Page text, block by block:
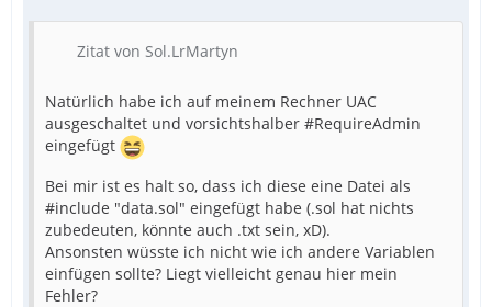
Zitat von Sol.LrMartyn
Natürlich habe ich auf meinem Rechner UAC
ausgeschaltet und vorsichtshalber #RequireAdmin
eingefügt
Bei mir ist es halt so, dass ich diese eine Datei als
#include "data.sol" eingefügt habe (.sol hat nichts
zubedeuten, könnte auch .txt sein, xD).
Ansonsten wüsste ich nicht wie ich andere Variablen
einfügen sollte? Liegt vielleicht genau hier mein
Fehler?